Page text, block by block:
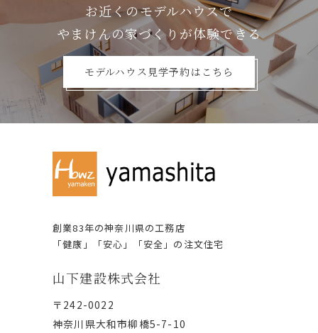
お近くのモデルハウスで
やまけんの家づくりが体験できる
モデルハウス見学予約はこちら
創業83年の神奈川県の⼯務店
「健康」「安⼼」「安全」の注⽂住宅
⼭下建設株式会社
〒242-0022
神奈川県⼤和市柳橋5-7-10